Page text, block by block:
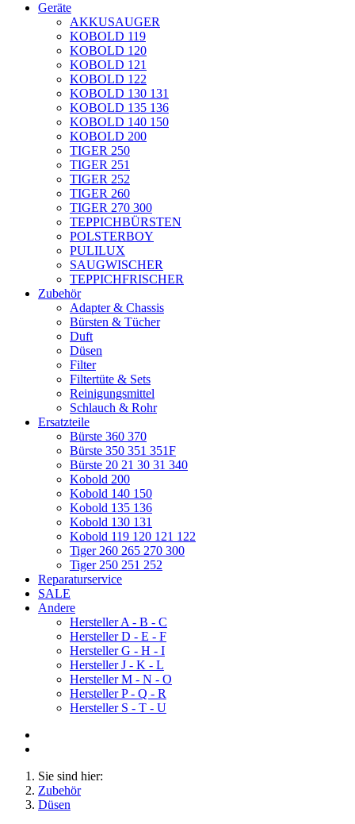
Geräte
AKKUSAUGER
KOBOLD 119
KOBOLD 120
KOBOLD 121
KOBOLD 122
KOBOLD 130 131
KOBOLD 135 136
KOBOLD 140 150
KOBOLD 200
TIGER 250
TIGER 251
TIGER 252
TIGER 260
TIGER 270 300
TEPPICHBÜRSTEN
POLSTERBOY
PULILUX
SAUGWISCHER
TEPPICHFRISCHER
Zubehör
Adapter & Chassis
Bürsten & Tücher
Duft
Düsen
Filter
Filtertüte & Sets
Reinigungsmittel
Schlauch & Rohr
Ersatzteile
Bürste 360 370
Bürste 350 351 351F
Bürste 20 21 30 31 340
Kobold 200
Kobold 140 150
Kobold 135 136
Kobold 130 131
Kobold 119 120 121 122
Tiger 260 265 270 300
Tiger 250 251 252
Reparaturservice
SALE
Andere
Hersteller A - B - C
Hersteller D - E - F
Hersteller G - H - I
Hersteller J - K - L
Hersteller M - N - O
Hersteller P - Q - R
Hersteller S - T - U
Sie sind hier:
Zubehör
Düsen